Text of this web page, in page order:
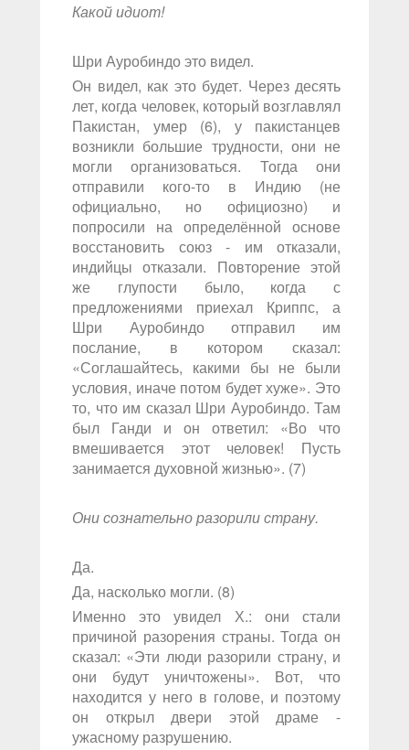
Какой идиот!
Шри Ауробиндо это видел.
Он видел, как это будет. Через десять
лет, когда человек, который возглавлял
Пакистан, умер (6), у пакистанцев
возникли большие трудности, они не
могли организоваться. Тогда они
отправили кого-то в Индию (не
официально, но официозно) и
попросили на определённой основе
восстановить союз - им отказали,
индийцы отказали. Повторение этой
же глупости было, когда с
предложениями приехал Криппс, а
Шри Ауробиндо отправил им
послание, в котором сказал:
«Соглашайтесь, какими бы не были
условия, иначе потом будет хуже». Это
то, что им сказал Шри Ауробиндо. Там
был Ганди и он ответил: «Во что
вмешивается этот человек! Пусть
занимается духовной жизнью». (7)
Они сознательно разорили страну.
Да.
Да, насколько могли. (8)
Именно это увидел Х.: они стали
причиной разорения страны. Тогда он
сказал: «Эти люди разорили страну, и
они будут уничтожены». Вот, что
находится у него в голове, и поэтому
он открыл двери этой драме -
ужасному разрушению.